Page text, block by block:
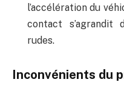
l’accélération du
contact
rudes.
Inconvénients du